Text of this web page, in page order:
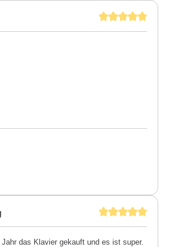
das Klavier gekauft und es ist super.